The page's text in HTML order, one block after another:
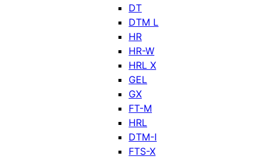
DT
DTM L
HR
HR-W
HRL X
GEL
GX
FT-M
HRL
DTM-I
FTS-X